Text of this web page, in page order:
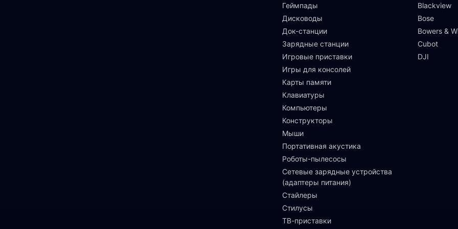
Геймпады
Дисководы
Док-станции
Зарядные станции
Игровые приставки
Игры для консолей
Карты памяти
Клавиатуры
Компьютеры
Конструкторы
Мыши
Портативная акустика
Роботы-пылесосы
Сетевые зарядные устройства
(адаптеры питания)
Стайлеры
Стилусы
ТВ-приставки
Blackview
Bose
Bowers &
Cubot
DJI